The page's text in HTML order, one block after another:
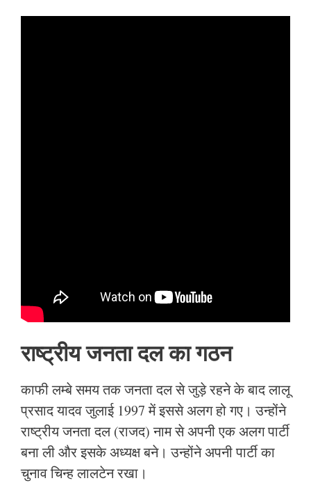
राष्ट्रीय जनता दल का गठन
काफी लम्बे समय तक जनता दल से जुड़े रहने के बाद लालू
प्रसाद यादव जुलाई 1997 में इससे अलग हो गए। उन्होंने
राष्ट्रीय जनता दल (राजद) नाम से अपनी एक अलग पार्टी
बना ली और इसके अध्यक्ष बने। उन्होंने अपनी पार्टी का
चुनाव चिन्ह लालटेन रखा।